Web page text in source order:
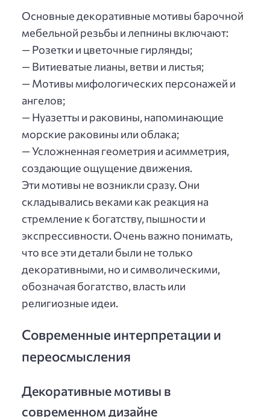
Основные декоративные мотивы барочной
мебельной резьбы и лепнины включают:
— Розетки и цветочные гирлянды;
— Витиеватые лианы, ветви и листья;
— Мотивы мифологических персонажей и
ангелов;
— Нуазетты и раковины, напоминающие
морские раковины или облака;
— Усложненная геометрия и асимметрия,
создающие ощущение движения.
Эти мотивы не возникли сразу. Они
складывались веками как реакция на
стремление к богатству, пышности и
экспрессивности. Очень важно понимать,
что все эти детали были не только
декоративными, но и символическими,
обозначая богатство, власть или
религиозные идеи.
Современные интерпретации и
переосмысления
Декоративные мотивы в
современном дизайне